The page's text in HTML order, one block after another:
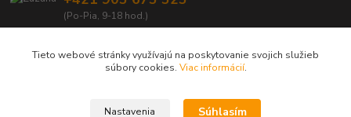
(Po-Pia, 9-18 hod.)
Tieto webové stránky využívajú na poskytovanie svojich služieb
súbory cookies. Viac informácií.
Nastavenia Súhlasím